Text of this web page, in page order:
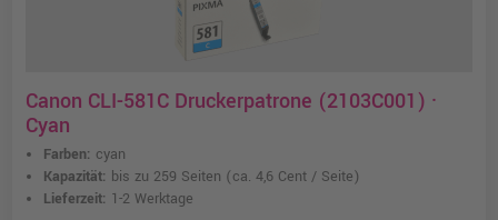
Canon CLI-581C Druckerpatrone (2103C001) ·
Cyan
Farben: cyan
Kapazität: bis zu 259 Seiten (ca. 4,6 Cent / Seite)
Lieferzeit: 1-2 Werktage